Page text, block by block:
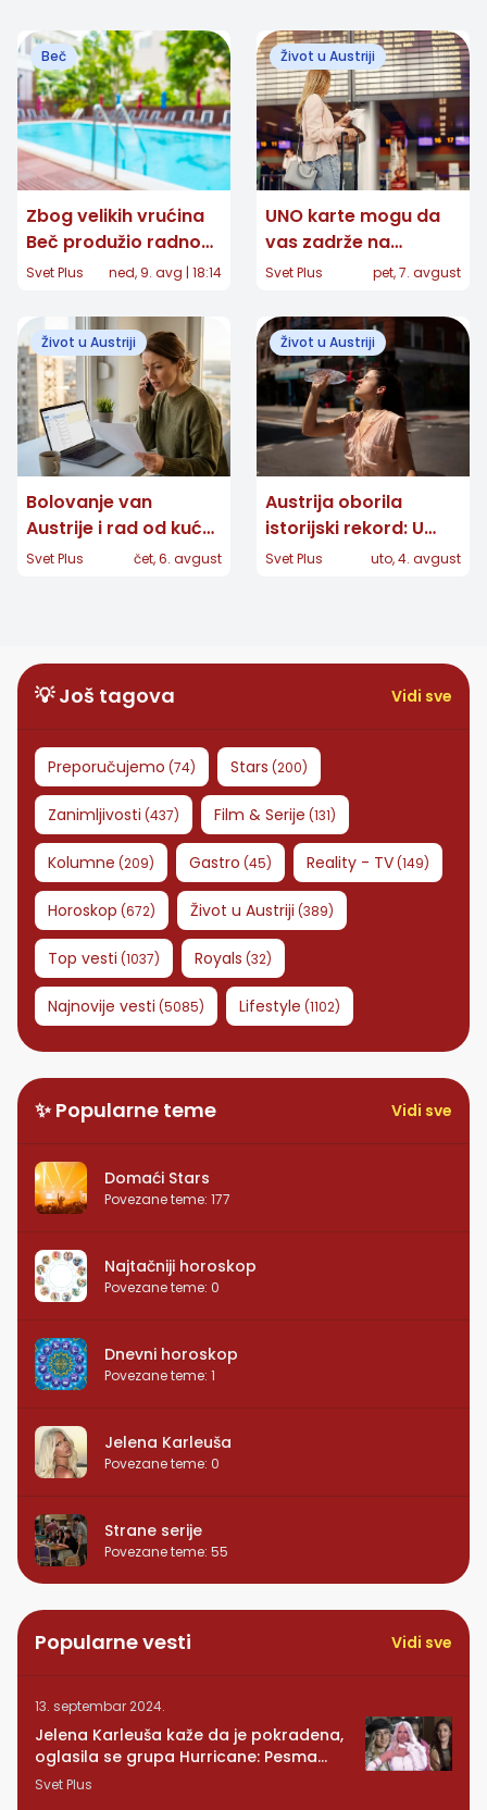
Beč
Zbog velikih vrućina
Beč produžio radno
vreme četiri bazena
Svet Plus ned, 9. avg | 18:14
Život u Austriji
UNO karte mogu da
vas zadrže na
aerodromu u Beču:
neobičan
Svet Plus pet, 7. avgust
Život u Austriji
Bolovanje van
Austrije i rad od kuće:
Nova ÖGK pravila
Svet Plus čet, 6. avgust
Život u Austriji
Austrija oborila
istorijski rekord: U
Beču izmeren 41
Svet Plus uto, 4. avgust
💡 Još tagova Vidi sve
Preporučujemo (74) Stars (200)
Zanimljivosti (437) Film & Serije (131)
Kolumne (209) Gastro (45) Reality - TV(149)
Horoskop (672) Život u Austriji (389)
Top vesti (1037) Royals (32)
Najnovije vesti (5085) Lifestyle (1102)
✨ Popularne teme Vidi sve
Domaći Stars
Povezane teme: 177
Najtačniji horoskop
Povezane teme: 0
Dnevni horoskop
Povezane teme: 1
Jelena Karleuša
Povezane teme: 0
Strane serije
Povezane teme: 55
Popularne vesti Vidi sve
13. septembar 2024.
Jelena Karleuša kaže da je pokradena,
oglasila se grupa Hurricane: Pesma
RUNDE je naša!
Svet Plus